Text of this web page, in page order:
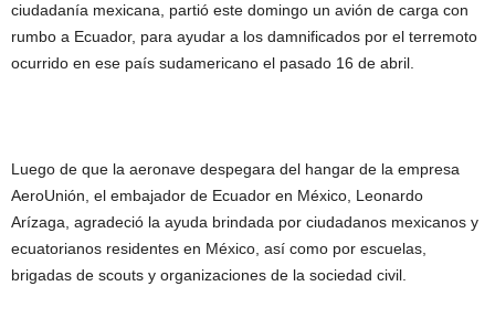
ciudadanía mexicana, partió este domingo un avión de carga con
rumbo a Ecuador, para ayudar a los damnificados por el terremoto
ocurrido en ese país sudamericano el pasado 16 de abril.
Luego de que la aeronave despegara del hangar de la empresa
AeroUnión, el embajador de Ecuador en México, Leonardo
Arízaga, agradeció la ayuda brindada por ciudadanos mexicanos y
ecuatorianos residentes en México, así como por escuelas,
brigadas de scouts y organizaciones de la sociedad civil.